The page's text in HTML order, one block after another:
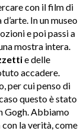
con il film di
d’arte. In un museo
e poi passi a
mostra intera.
e delle
accadere.
per cui penso di
questo è stato
Gogh. Abbiamo
con la verità, come